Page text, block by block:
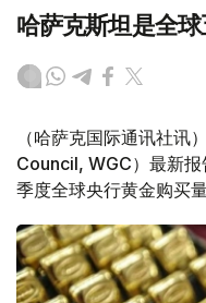
哈萨克斯坦是全
（哈萨克国际通讯社
Council, WGC）最新
季度全球央行黄金购买